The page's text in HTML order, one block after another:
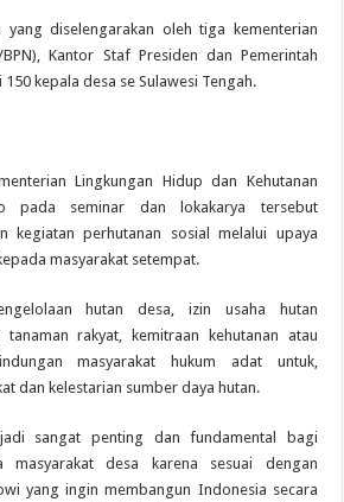
yang diselengarakan oleh tiga kementerian
BPN), Kantor Staf Presiden dan Pemerintah
kepala desa se Sulawesi Tengah.
Lingkungan Hidup dan Kehutanan
pada seminar dan lokakarya tersebut
kegiatan perhutanan sosial melalui upaya
masyarakat setempat.
hutan desa, izin usaha hutan
tanaman rakyat, kemitraan kehutanan atau
masyarakat hukum adat untuk,
dan kelestarian sumber daya hutan.
sangat penting dan fundamental bagi
masyarakat desa karena sesuai dengan
yang ingin membangun Indonesia secara